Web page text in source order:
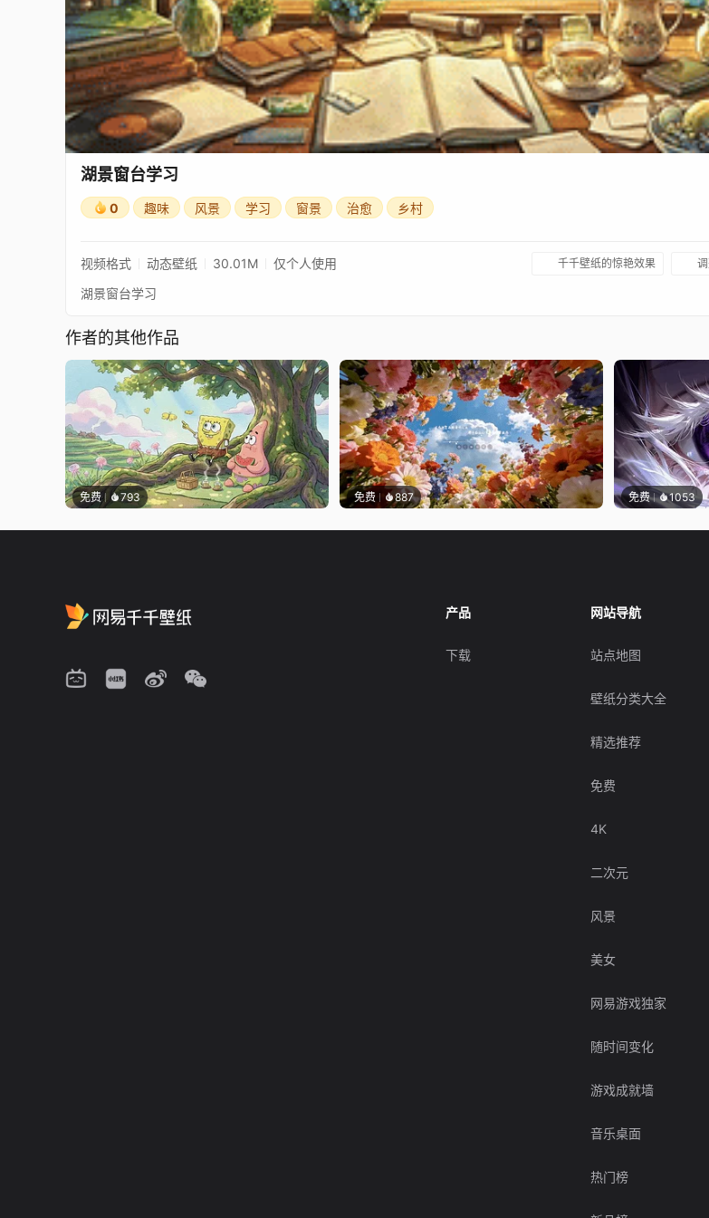
湖景窗台学习
0 趣味 风景 学习 窗景 治愈 乡村
视频格式 动态壁纸 30.01M 仅个人使用 千千壁纸的惊艳效果
湖景窗台学习
作者的其他作品
免费 793 免费 887 免费 1053
产品
下载
网站导航
站点地图
壁纸分类大全
精选推荐
免费
4K
二次元
风景
美女
网易游戏独家
随时间变化
游戏成就墙
音乐桌面
热门榜